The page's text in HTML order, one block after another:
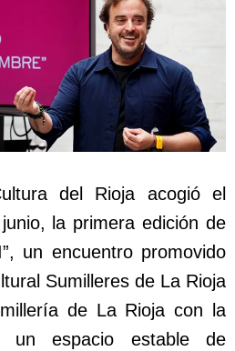
del Rioja acogió el
la primera edición de
un encuentro promovido
Sumilleres de La Rioja
de La Rioja con la
un espacio estable de